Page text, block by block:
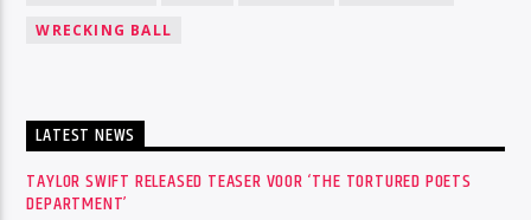
WRECKING BALL
LATEST NEWS
TAYLOR SWIFT RELEASED TEASER VOOR ‘THE TORTURED POETS
DEPARTMENT’